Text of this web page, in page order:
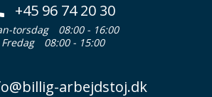
+45 96 74 20 30
torsdag
08:00 - 16:00
Fredag
08:00 - 15:00
arbejdstoj.dk